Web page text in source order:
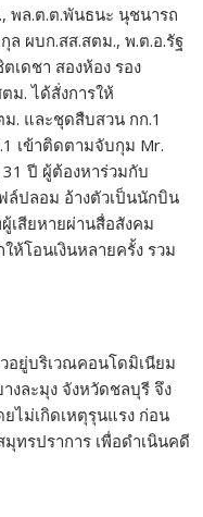
ล.ต.ต.พันธนะ นุชนารถ
ล ผบก.สส.สตม., พ.ต.อ.รัฐ
เดชา สองห้อง รอง
ม. ได้สั่งการให้
. และชุดสืบสวน กก.1
เข้าติดตามจับกุม Mr.
ปี ผู้ต้องหาร่วมกับ
ล์ปลอม อ้างตัวเป็นนักบิน
เสียหายผ่านสื่อสังคม
ห้โอนเงินหลายครั้ง รวม
อยู่บริเวณคอนโดมิเนียม
งละมุง จังหวัดชลบุรี จึง
ไม่เกิดเหตุรุนแรง ก่อน
ทรปราการ เพื่อดำเนินคดี